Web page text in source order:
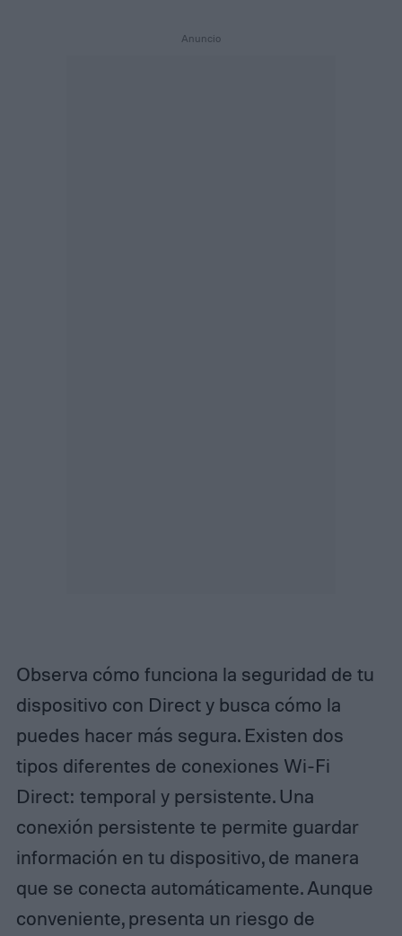
Observa cómo funciona la seguridad de tu
dispositivo con Direct y busca cómo la
puedes hacer más segura. Existen dos
tipos diferentes de conexiones Wi-Fi
Direct: temporal y persistente. Una
conexión persistente te permite guardar
información en tu dispositivo, de manera
que se conecta automáticamente. Aunque
conveniente, presenta un riesgo de